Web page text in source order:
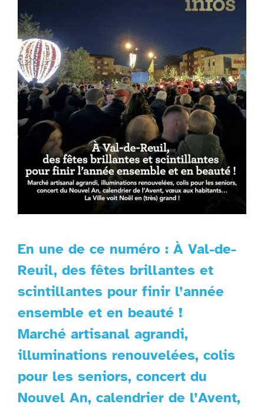
En une de ce numéro : À Val-de-
Reuil, des fêtes brillantes et
scintillantes pour finir l’année
ensemble et en beauté !
Marché artisanal agrandi,
illuminations renouvelées, colis
pour les seniors, concert du
Nouvel An, calendrier de l’Avent,